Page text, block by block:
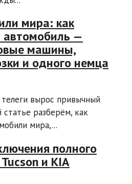
мира: как
автомобиль —
машины,
и одного немца
вырос привычный
разберём, как
мира,...
полного
и KIA